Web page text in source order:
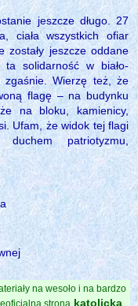
jeszcze długo. 27
ciała wszystkich ofiar
zostały jeszcze oddane
solidarność w biało-
Wierzę też, że
flagę – na budynku
na bloku, kamienicy,
Ufam, że widok tej flagi
patriotyzmu,
na wesoło i na bardzo
strona katolicka